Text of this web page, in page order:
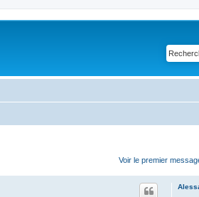
Voir le premier